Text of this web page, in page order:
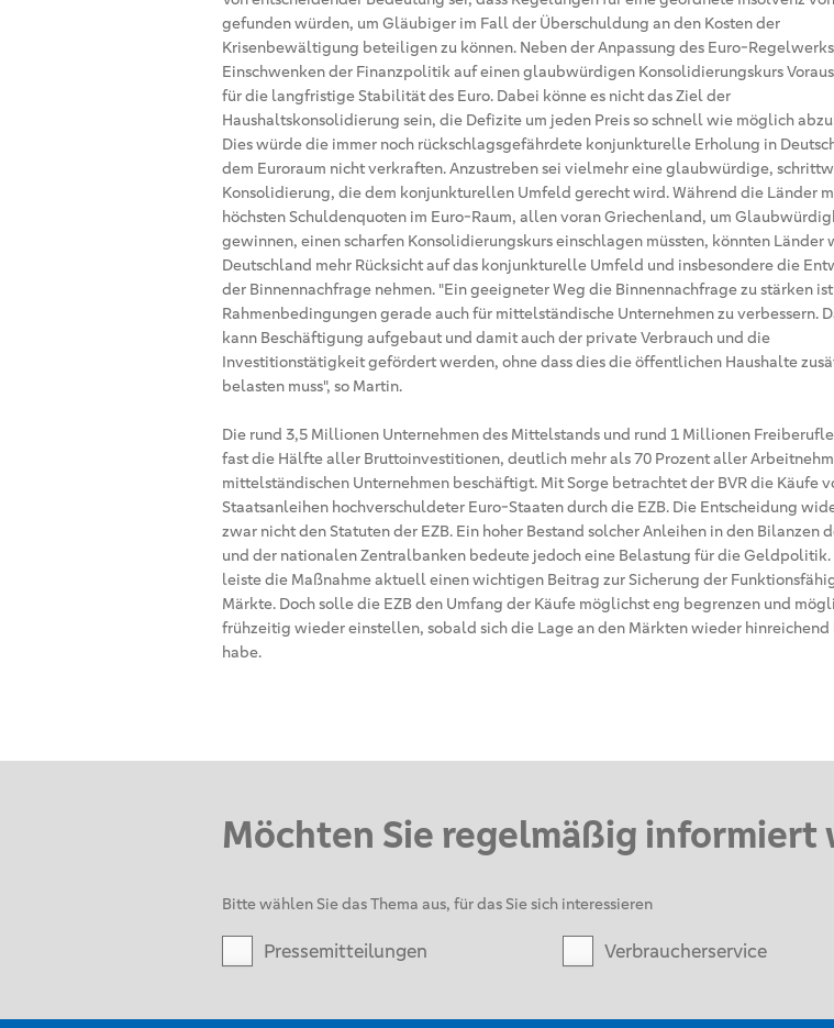
gefunden würden, um Gläubiger im Fall der Überschuldung an den Kosten der
Krisenbewältigung beteiligen zu können. Neben der Anpassung des Euro-
Einschwenken der Finanzpolitik auf einen glaubwürdigen Konsolidierungskurs
für die langfristige Stabilität des Euro. Dabei könne es nicht das Ziel der
Haushaltskonsolidierung sein, die Defizite um jeden Preis so schnell wie möglich
Dies würde die immer noch rückschlagsgefährdete konjunkturelle Erholung in
dem Euroraum nicht verkraften. Anzustreben sei vielmehr eine glaubwürdige,
Konsolidierung, die dem konjunkturellen Umfeld gerecht wird. Während die Länder
höchsten Schuldenquoten im Euro-Raum, allen voran Griechenland, um
gewinnen, einen scharfen Konsolidierungskurs einschlagen müssten, könnten Länder
Deutschland mehr Rücksicht auf das konjunkturelle Umfeld und insbesondere die
der Binnennachfrage nehmen. "Ein geeigneter Weg die Binnennachfrage zu stärken
Rahmenbedingungen gerade auch für mittelständische Unternehmen zu verbessern.
kann Beschäftigung aufgebaut und damit auch der private Verbrauch und die
Investitionstätigkeit gefördert werden, ohne dass dies die öffentlichen Haushalte
belasten muss", so Martin.
Die rund 3,5 Millionen Unternehmen des Mittelstands und rund 1 Millionen
fast die Hälfte aller Bruttoinvestitionen, deutlich mehr als 70 Prozent aller
mittelständischen Unternehmen beschäftigt. Mit Sorge betrachtet der BVR die Käufe
Staatsanleihen hochverschuldeter Euro-Staaten durch die EZB. Die Entscheidung
zwar nicht den Statuten der EZB. Ein hoher Bestand solcher Anleihen in den Bilanzen
und der nationalen Zentralbanken bedeute jedoch eine Belastung für die Geldpolitik.
leiste die Maßnahme aktuell einen wichtigen Beitrag zur Sicherung der
Märkte. Doch solle die EZB den Umfang der Käufe möglichst eng begrenzen und
frühzeitig wieder einstellen, sobald sich die Lage an den Märkten wieder
habe.
Möchten Sie regelmäßig informiert
Bitte wählen Sie das Thema aus, für das Sie sich interessieren
Pressemitteilungen Verbraucherservice